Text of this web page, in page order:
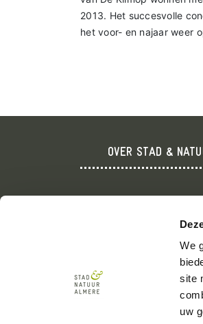
We
site
uw
2013. Het succesvolle
het voor- en najaar weer
OVER STAD &
Organisatie